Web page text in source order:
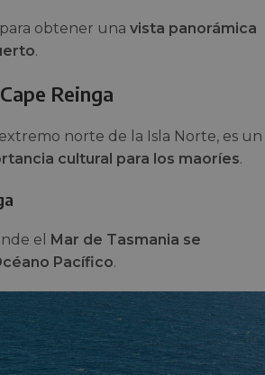
obtener una vista panorámica
.
Cape Reinga
norte de la Isla Norte, es un
cultural para los maoríes.
el Mar de Tasmania se
Pacífico.